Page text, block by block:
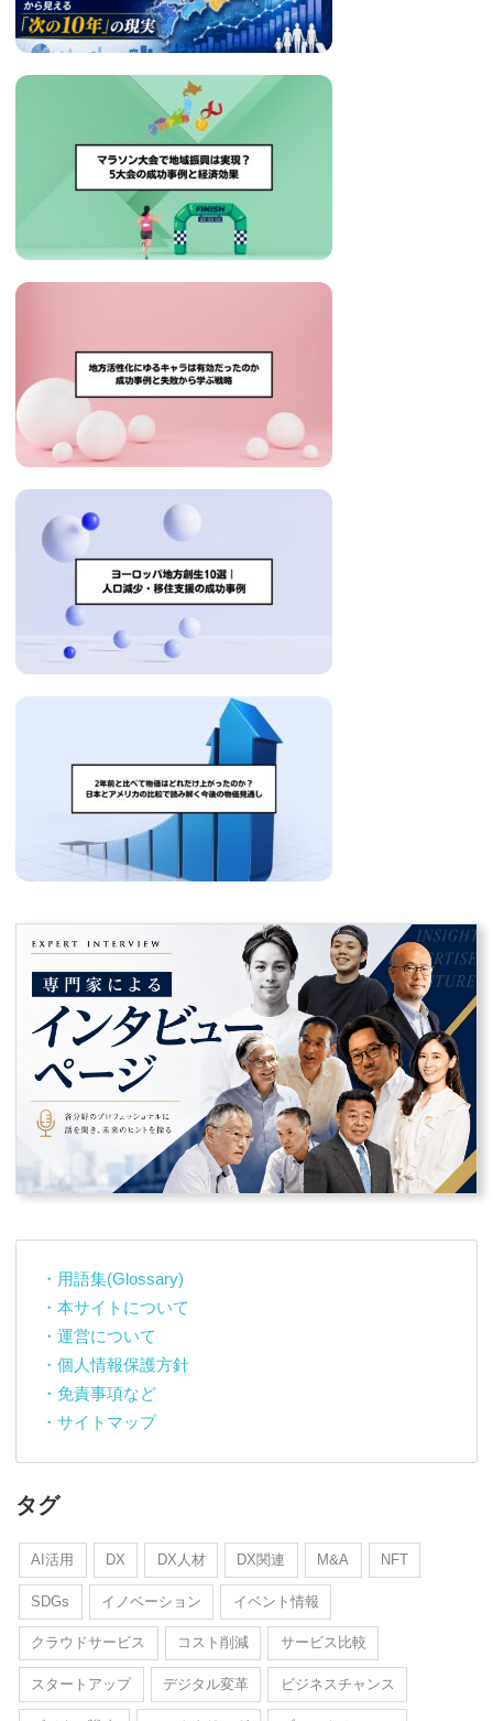
・用語集(Glossary)
・本サイトについて
・運営について
・個人情報保護方針
・免責事項など
・サイトマップ
タグ
AI活用 DX DX人材 DX関連 M&A NFT
SDGs イノベーション イベント情報
クラウドサービス コスト削減 サービス比較
スタートアップ デジタル変革 ビジネスチャンス